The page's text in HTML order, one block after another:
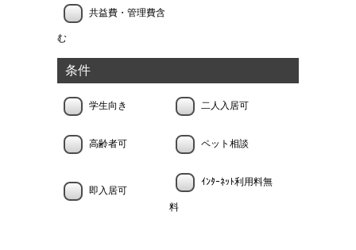
共益費・管理費含
む
条件
学生向き 二人入居可
高齢者可 ペット相談
即入居可
ｲﾝﾀｰﾈｯﾄ利用料無
料